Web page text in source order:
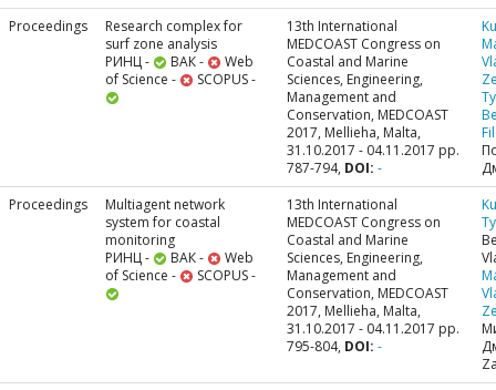
Proceedings
Research complex for
surf zone analysis
РИНЦ -
ВАК -
Web
of Science -
SCOPUS -
13th International
MEDCOAST Congress on
Coastal and Marine
Sciences, Engineering,
Management and
Conservation, MEDCOAST
2017, Mellieha, Malta,
31.10.2017 - 04.11.2017 pp.
787-794, DOI: -
Proceedings
Multiagent network
system for coastal
monitoring
РИНЦ -
ВАК -
Web
of Science -
SCOPUS -
13th International
MEDCOAST Congress on
Coastal and Marine
Sciences, Engineering,
Management and
Conservation, MEDCOAST
2017, Mellieha, Malta,
31.10.2017 - 04.11.2017 pp.
795-804, DOI: -